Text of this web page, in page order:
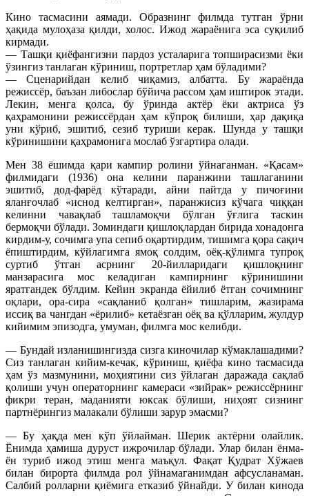
Кино тасмасини аямади. Образнинг филмда тутган ўрни
ҳақида мулоҳаза қилди, холос. Ижод жараёнига эса суқилиб
кирмади.
— Ташқи қиёфангизни пардоз усталарига топширасизми ёки
ўзингиз танлаган кўриниш, портретлар ҳам бўладими?
— Сценарийдан келиб чиқамиз, албатта. Бу жараёнда
режиссёр, баъзан либослар бўйича рассом ҳам иштирок этади.
Лекин, менга қолса, бу ўринда актёр ёки актриса ўз
қаҳрамонини режиссёрдан ҳам кўпроқ билиши, ҳар дақиқа
уни кўриб, эшитиб, сезиб туриши керак. Шунда у ташқи
кўринишини қаҳрамонига мослаб ўзгартира олади.
Мен 38 ёшимда қари кампир ролини ўйнаганман. «Қасам»
филмидаги (1936) она келини паранжини ташлаганини
эшитиб, дод-фарёд кўтаради, айни пайтда у пичоғини
яланғочлаб «иснод келтирган», паранжисиз кўчага чиққан
келинни чавақлаб ташламоқчи бўлган ўғлига таскин
бермоқчи бўлади. Зоминдаги қишлоқлардан бирида хонадонга
кирдим-у, сочимга упа сепиб оқартирдим, тишимга қора сақич
ёпиштирдим, кўйлагимга ямоқ солдим, оёқ-қўлимга тупроқ
суртиб ўтган асрнинг 20-йилларидаги қишлоқнинг
манзарасига мос келадиган кампирнинг кўринишини
яратгандек бўлдим. Кейин экранда ёйилиб ётган сочимнинг
оқлари, ора-сира «сақланиб қолган» тишларим, жазирама
иссиқ ва чангдан «ёрилиб» кетаёзган оёқ ва қўлларим, жулдур
кийимим эпизодга, умуман, филмга мос келибди.
— Бундай изланишингизда сизга киночилар кўмаклашадими?
Сиз танлаган кийим-кечак, кўриниш, қиёфа кино тасмасида
ҳам ўз мазмунини, моҳиятини сиз ўйлаган даражада сақлаб
қолиши учун операторнинг камераси «зийрак» режиссёрнинг
фикри теран, маданияти юксак бўлиши, ниҳоят сизнинг
партнёрингиз малакали бўлиши зарур эмасми?
— Бу ҳақда мен кўп ўйлайман. Шерик актёрни олайлик.
Ёнимда ҳамиша дуруст ижрочилар бўлади. Улар билан ёнма-
ён туриб ижод этиш менга маъқул. Фақат Қудрат Хўжаев
билан бирорта филмда рол ўйнамаганимдан афсусланаман.
Салбий ролларни қиёмига етказиб ўйнайди. У билан кинода